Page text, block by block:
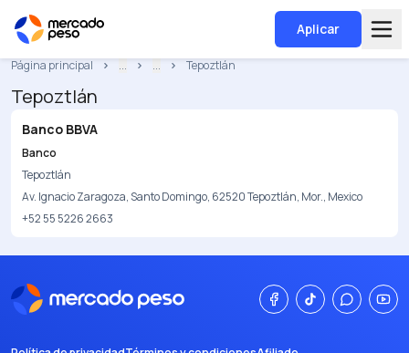
Aplicar
Página principal ... ... Tepoztlán
Tepoztlán
Banco BBVA
Banco
Tepoztlán
Av. Ignacio Zaragoza, Santo Domingo, 62520 Tepoztlán, Mor., Mexico
+52 55 5226 2663